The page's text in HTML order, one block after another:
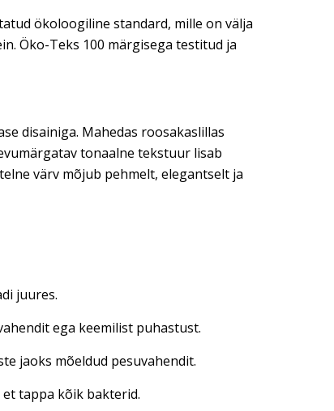
ökoloogiline standard, mille on välja
Öko-Teks 100 märgisega testitud ja
disainiga. Mahedas roosakaslillas
tonaalne tekstuur lisab
värv mõjub pehmelt, elegantselt ja
juures.
ega keemilist puhastust.
jaoks mõeldud pesuvahendit.
tappa kõik bakterid.